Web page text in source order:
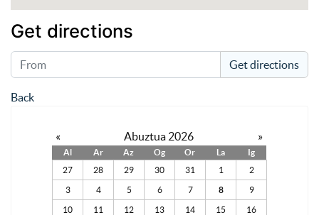
Get directions
Get directions
Back
« Abuztua 2026 »
Al Ar Az Og Or La
Ig
27
28 29 30 31 1 2
3 4 5 6 7 8 9
10 11 12 13 14 15 16